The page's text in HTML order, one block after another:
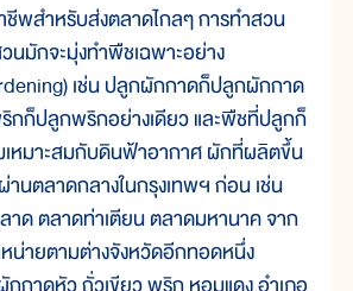
พสำหรับส่งตลาดไกลๆ การทำสวน
นมักจะมุ่งทำพืชเฉพาะอย่าง
เช่น ปลูกผักกาดก็ปลูกผักกาด
กก็ปลูกพริกอย่างเดียว และพืชที่ปลูกก็
เหมาะสมกับดินฟ้าอากาศ ผักที่ผลิตขึ้น
นตลาดกลางในกรุงเทพฯ ก่อน เช่น
ด ตลาดท่าเตียน ตลาดมหานาค จาก
น่ายตามต่างจังหวัดอีกทอดหนึ่ง